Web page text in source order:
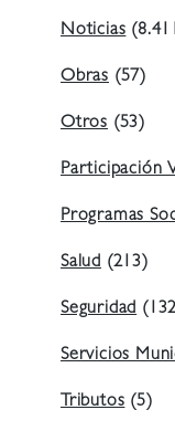
Noticias
Obras (57)
Otros (53)
Participación
Programas
Salud (213)
Seguridad
Servicios
Tributos (5)